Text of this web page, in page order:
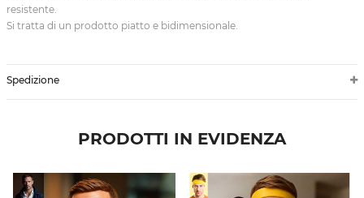
resistente.
Si tratta di un prodotto piatto e bidimensionale.
Spedizione
PRODOTTI IN EVIDENZA